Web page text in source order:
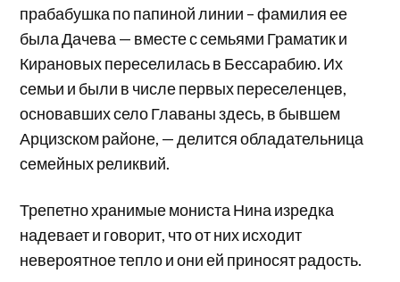
прабабушка по папиной линии – фамилия ее
была Дачева — вместе с семьями Граматик и
Кирановых переселилась в Бессарабию. Их
семьи и были в числе первых переселенцев,
основавших село Главаны здесь, в бывшем
Арцизском районе, — делится обладательница
семейных реликвий.
Трепетно хранимые мониста Нина изредка
надевает и говорит, что от них исходит
невероятное тепло и они ей приносят радость.